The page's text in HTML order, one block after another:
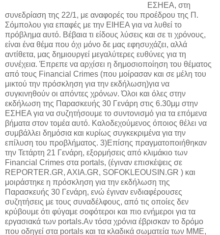
ΕΣΗΕΑ, στη
συνεδρίαση της 22/1, με αναφορές του προέδρου της Π.
Σόμπολου για επαφές με την ΕΙΗΕΑ για να λυθεί το
πρόβλημα αυτό. Βέβαια τι είδους λύσεις και σε τι χρόνους,
είναι ένα θέμα που όχι μόνο δε μας εφησυχάζει, αλλά
αντίθετα, μας δημιουργεί μεγαλύτερες ευθύνες για τη
συνέχεια. Έπρεπε να αρχίσει η δημοσιοποίηση του θέματος
από τους Financial Crimes (που μοίρασαν και σε μέλη του
μικτού την πρόσκληση για την εκδήλωση)για να
συγκινηθούν οι απόντες χρόνων. Όλοι και όλες στην
εκδήλωση της Παρασκευής 30 Γενάρη στις 6.30μμ στην
ΕΣΗΕΑ για να συζητήσουμε το συντονισμό για τα επόμενα
βήματα στον τομέα αυτό. Καλοδεχούμενος όποιος θέλει να
συμβάλλει δημόσια και κυρίως συγκεκριμένα για την
επίλυση του προβλήματος. 3)Eπίσης πραγματοποιήθηκαν
την Τετάρτη 21 Γενάρη, εξορμήσεις από κλιμάκιο των
Financial Crimes στα portals, (έγιναν επισκέψεις σε
REPORTER.GR, AXIA.GR, SOFOKLEOUSIN.GR ) και
μοιράστηκε η πρόσκληση για την εκδήλωση της
Παρασκευής 30 Γενάρη, ενώ έγιναν ενδιαφέρουσες
συζητήσεις με τους συναδέλφους, από τις οποίες δεν
κρύβουμε ότι φύγαμε σοφότεροι και πιο ενήμεροι για τα
εργασιακά των portals.Αν τόσα χρόνια έβρισκαν το δρόμο
που οδηγεί στα portals και τα κλαδικά σωματεία των ΜΜΕ,